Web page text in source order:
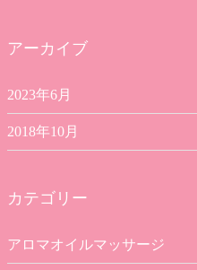
アーカイブ
2023年6月
2018年10月
カテゴリー
アロマオイルマッサージ